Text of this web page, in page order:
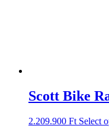
Scott Bike
2.209.900 Ft Select